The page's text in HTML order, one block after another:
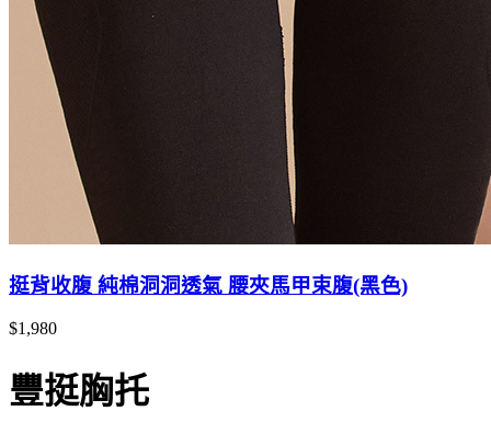
挺背收腹 純棉洞洞透氣 腰夾馬甲束腹(黑色)
$1,980
豐挺胸托